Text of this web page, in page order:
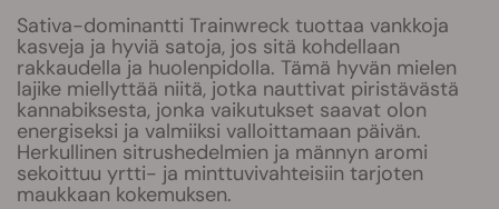
Sativa-dominantti Trainwreck tuottaa vankkoja
kasveja ja hyviä satoja, jos sitä kohdellaan
rakkaudella ja huolenpidolla. Tämä hyvän mielen
lajike miellyttää niitä, jotka nauttivat piristävästä
kannabiksesta, jonka vaikutukset saavat olon
energiseksi ja valmiiksi valloittamaan päivän.
Herkullinen sitrushedelmien ja männyn aromi
sekoittuu yrtti- ja minttuvivahteisiin tarjoten
maukkaan kokemuksen.